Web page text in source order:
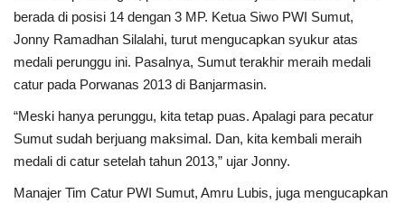
berada di posisi 14 dengan 3 MP. Ketua Siwo PWI Sumut,
Jonny Ramadhan Silalahi, turut mengucapkan syukur atas
medali perunggu ini. Pasalnya, Sumut terakhir meraih medali
catur pada Porwanas 2013 di Banjarmasin.
“Meski hanya perunggu, kita tetap puas. Apalagi para pecatur
Sumut sudah berjuang maksimal. Dan, kita kembali meraih
medali di catur setelah tahun 2013,” ujar Jonny.
Manajer Tim Catur PWI Sumut, Amru Lubis, juga mengucapkan